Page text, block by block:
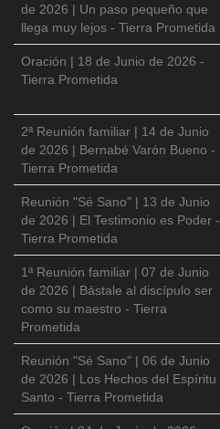
de 2026 | Un paso pequeño que
llega muy lejos - Tierra Prometida
Oración | 18 de Junio de 2026 -
Tierra Prometida
2ª Reunión familiar | 14 de Junio
de 2026 | Bernabé Varón Bueno -
Tierra Prometida
Reunión "Sé Sano" | 13 de Junio
de 2026 | El Testimonio es Poder -
Tierra Prometida
1ª Reunión familiar | 07 de Junio
de 2026 | Bástale al discípulo ser
como su maestro - Tierra
Prometida
Reunión "Sé Sano" | 06 de Junio
de 2026 | Los Hechos del Espíritu
Santo - Tierra Prometida